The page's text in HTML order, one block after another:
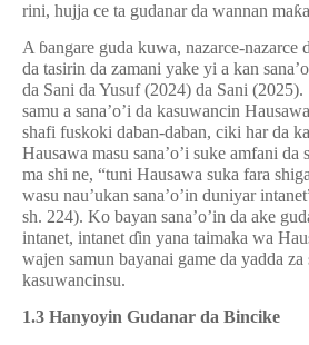
rini, hujja ce ta gudanar da wannan maƙ
A ɓangare guda kuwa, nazarce-nazarce
da tasirin da zamani yake yi a kan
da Sani da Yusuf (2024) da Sani (2025).
samu a sana’o’i da kasuwancin
shafi fuskoki daban-daban, ciki har da
Hausawa masu sana’o’i suke amfani
ma shi ne, “tuni Hausawa suka fara
wasu nau’ukan sana’o’in duniyar
sh. 224). Ko bayan sana’o’in da ake
intanet, intanet ɗin yana taimaka wa
wajen samun bayanai game da yadda za
kasuwancinsu.
1.3 Hanyoyin Gudanar da Bincike